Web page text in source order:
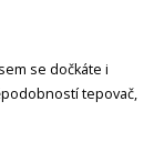
se dočkáte i
tepovač,